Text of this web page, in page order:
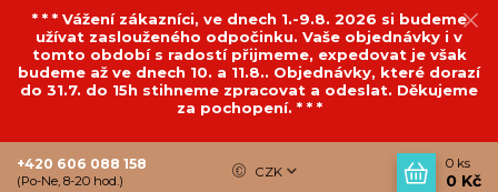
* * * Vážení zákazníci, ve dnech 1.-9.8. 2026 si budeme
užívat zaslouženého odpočinku. Vaše objednávky i v
tomto období s radostí přijmeme, expedovat je však
budeme až ve dnech 10. a 11.8.. Objednávky, které dorazí
do 31.7. do 15h stihneme zpracovat a odeslat. Děkujeme
za pochopení. * * *
CZK
+420 606 088 158
(Po-Ne, 8-20 hod.)
0 ks
0 Kč